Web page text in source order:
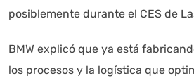
posiblemente durante el CES de
BMW explicó que ya está
los procesos y la logística que